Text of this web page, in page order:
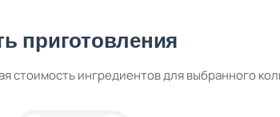
приготовления
стоимость ингредиентов для выбранного